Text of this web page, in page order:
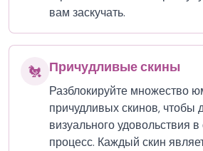
вам заскучать.
🐔 Причудливые скины
Разблокируйте множество
причудливых скинов, чтобы
визуального удовольствия
процесс. Каждый скин